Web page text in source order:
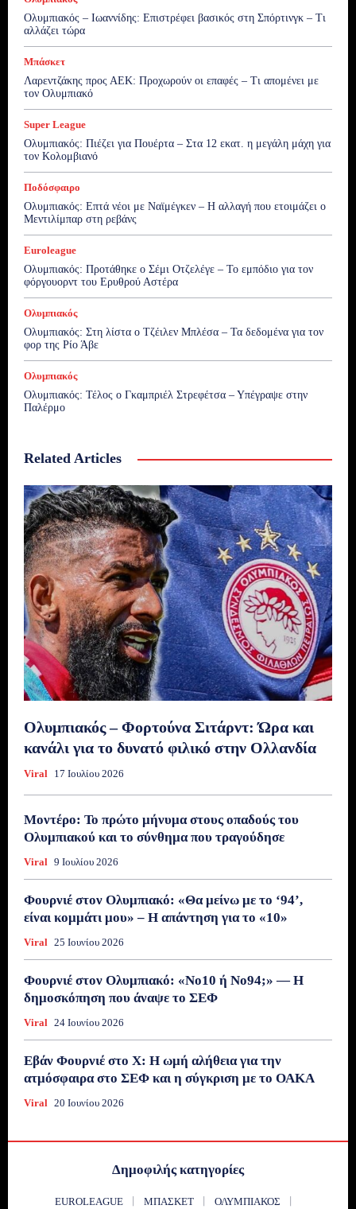
Ολυμπιακός – Ιωαννίδης: Επιστρέφει βασικός στη Σπόρτινγκ – Τι
αλλάζει τώρα
Μπάσκετ
Λαρεντζάκης προς ΑΕΚ: Προχωρούν οι επαφές – Τι απομένει με
τον Ολυμπιακό
Super League
Ολυμπιακός: Πιέζει για Πουέρτα – Στα 12 εκατ. η μεγάλη μάχη για
τον Κολομβιανό
Ποδόσφαιρο
Ολυμπιακός: Επτά νέοι με Ναϊμέγκεν – Η αλλαγή που ετοιμάζει ο
Μεντιλίμπαρ στη ρεβάνς
Euroleague
Ολυμπιακός: Προτάθηκε ο Σέμι Οτζελέγε – Το εμπόδιο για τον
φόργουορντ του Ερυθρού Αστέρα
Ολυμπιακός
Ολυμπιακός: Στη λίστα ο Τζέιλεν Μπλέσα – Τα δεδομένα για τον
φορ της Ρίο Άβε
Ολυμπιακός
Ολυμπιακός: Τέλος ο Γκαμπριέλ Στρεφέτσα – Υπέγραψε στην
Παλέρμο
Related Articles
Ολυμπιακός – Φορτούνα Σιτάρντ: Ώρα και
κανάλι για το δυνατό φιλικό στην Ολλανδία
Viral 17 Ιουλίου 2026
Μοντέρο: Το πρώτο μήνυμα στους οπαδούς του
Ολυμπιακού και το σύνθημα που τραγούδησε
Viral 9 Ιουλίου 2026
Φουρνιέ στον Ολυμπιακό: «Θα μείνω με το ‘94’,
είναι κομμάτι μου» – Η απάντηση για το «10»
Viral 25 Ιουνίου 2026
Φουρνιέ στον Ολυμπιακό: «Νο10 ή Νο94;» — Η
δημοσκόπηση που άναψε το ΣΕΦ
Viral 24 Ιουνίου 2026
Εβάν Φουρνιέ στο X: Η ωμή αλήθεια για την
ατμόσφαιρα στο ΣΕΦ και η σύγκριση με το ΟΑΚΑ
Viral 20 Ιουνίου 2026
Δημοφιλής κατηγορίες
EUROLEAGUE ΜΠΆΣΚΕΤ
ΟΛΥΜΠΙΑΚΌΣ